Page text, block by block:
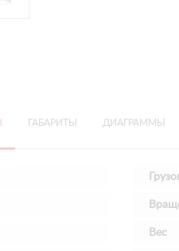
ГАБАРИТЫ ДИАГРАММЫ
Вес